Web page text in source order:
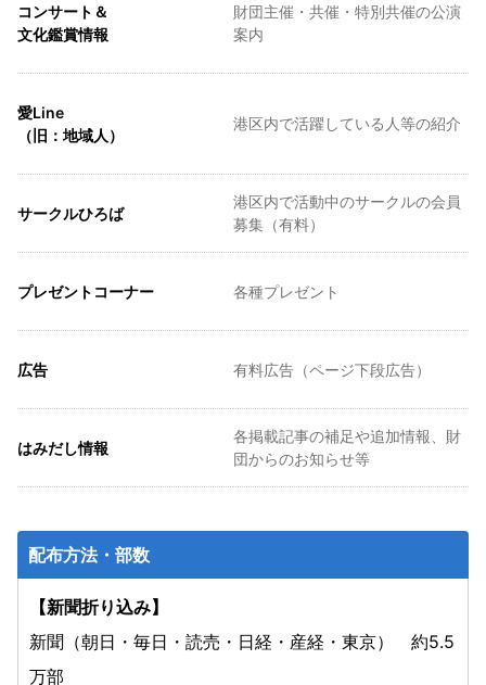
コンサート＆
文化鑑賞情報
財団主催・共催・特別共催の公演
案内
愛Line
（旧：地域人）
港区内で活躍している人等の紹介
サークルひろば
港区内で活動中のサークルの会員
募集（有料）
プレゼントコーナー 各種プレゼント
広告 有料広告（ページ下段広告）
はみだし情報
各掲載記事の補足や追加情報、財
団からのお知らせ等
配布方法・部数
【新聞折り込み】
新聞（朝日・毎日・読売・日経・産経・東京） 約5.5
万部